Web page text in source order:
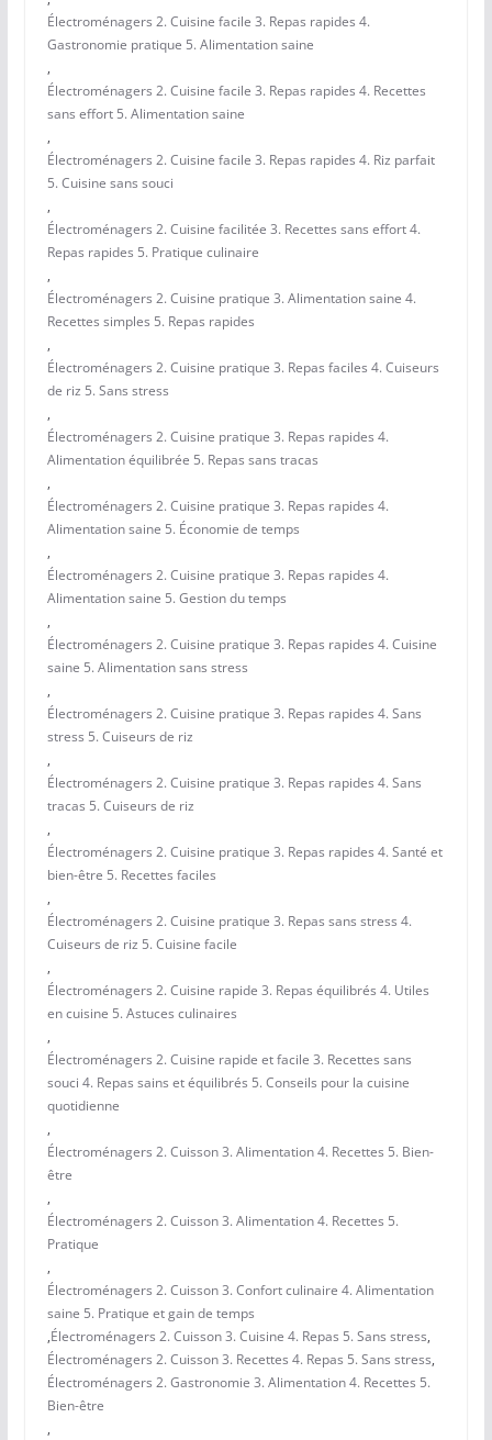
Électroménagers 2. Cuisine facile 3. Repas rapides 4.
Gastronomie pratique 5. Alimentation saine
,
Électroménagers 2. Cuisine facile 3. Repas rapides 4. Recettes
sans effort 5. Alimentation saine
,
Électroménagers 2. Cuisine facile 3. Repas rapides 4. Riz parfait
5. Cuisine sans souci
,
Électroménagers 2. Cuisine facilitée 3. Recettes sans effort 4.
Repas rapides 5. Pratique culinaire
,
Électroménagers 2. Cuisine pratique 3. Alimentation saine 4.
Recettes simples 5. Repas rapides
,
Électroménagers 2. Cuisine pratique 3. Repas faciles 4. Cuiseurs
de riz 5. Sans stress
,
Électroménagers 2. Cuisine pratique 3. Repas rapides 4.
Alimentation équilibrée 5. Repas sans tracas
,
Électroménagers 2. Cuisine pratique 3. Repas rapides 4.
Alimentation saine 5. Économie de temps
,
Électroménagers 2. Cuisine pratique 3. Repas rapides 4.
Alimentation saine 5. Gestion du temps
,
Électroménagers 2. Cuisine pratique 3. Repas rapides 4. Cuisine
saine 5. Alimentation sans stress
,
Électroménagers 2. Cuisine pratique 3. Repas rapides 4. Sans
stress 5. Cuiseurs de riz
,
Électroménagers 2. Cuisine pratique 3. Repas rapides 4. Sans
tracas 5. Cuiseurs de riz
,
Électroménagers 2. Cuisine pratique 3. Repas rapides 4. Santé et
bien-être 5. Recettes faciles
,
Électroménagers 2. Cuisine pratique 3. Repas sans stress 4.
Cuiseurs de riz 5. Cuisine facile
,
Électroménagers 2. Cuisine rapide 3. Repas équilibrés 4. Utiles
en cuisine 5. Astuces culinaires
,
Électroménagers 2. Cuisine rapide et facile 3. Recettes sans
souci 4. Repas sains et équilibrés 5. Conseils pour la cuisine
quotidienne
,
Électroménagers 2. Cuisson 3. Alimentation 4. Recettes 5. Bien-
être
,
Électroménagers 2. Cuisson 3. Alimentation 4. Recettes 5.
Pratique
,
Électroménagers 2. Cuisson 3. Confort culinaire 4. Alimentation
saine 5. Pratique et gain de temps
,Électroménagers 2. Cuisson 3. Cuisine 4. Repas 5. Sans stress,
Électroménagers 2. Cuisson 3. Recettes 4. Repas 5. Sans stress,
Électroménagers 2. Gastronomie 3. Alimentation 4. Recettes 5.
Bien-être
,